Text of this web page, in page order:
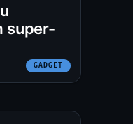
super-
GADGET